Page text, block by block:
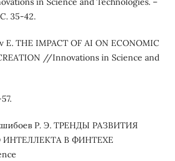
35-42.
E. THE IMPACT OF AI ON ECONOMIC
//Innovations in Science and
Р. Э. ТРЕНДЫ РАЗВИТИЯ
В ФИНТЕХЕ